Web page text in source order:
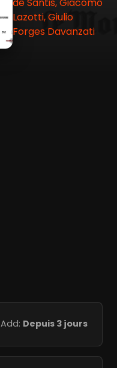
Lazotti, Giulio
Forges Davanzati
Add: Depuis 3 jours